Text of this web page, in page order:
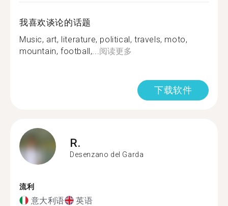
我喜欢谈论的话题
Music, art, literature, political, travels, moto,
mountain, football,...阅读更多
下载软件
R.
Desenzano del Garda
流利
意大利语 英语